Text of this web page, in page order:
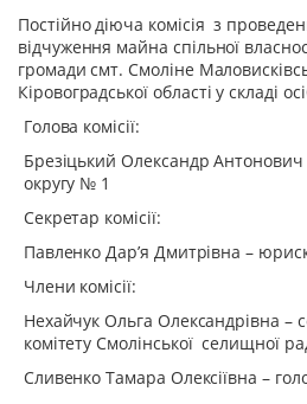
Постійно діюча комісія з
відчуження майна спільної
громади смт. Смоліне
Кіровоградської області у складі
Голова комісії:
Брезіцький Олександр
округу № 1
Секретар комісії:
Павленко Дар’я Дмитрівна –
Члени комісії:
Нехайчук Ольга Олександрівна –
комітету Смолінської селищної
Сливенко Тамара Олексіївна –